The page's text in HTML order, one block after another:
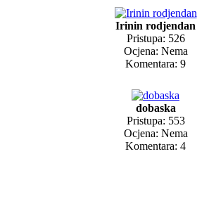
Irinin rodjendan
Pristupa: 526
Ocjena: Nema
Komentara: 9
dobaska
Pristupa: 553
Ocjena: Nema
Komentara: 4